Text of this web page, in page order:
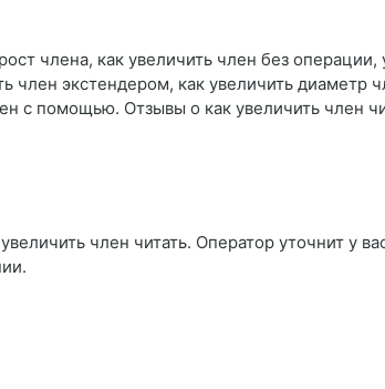
члена, как увеличить член без
член экстендером, как увеличить
с помощью. Отзывы о как увеличить член
член читать. Оператор уточнит у